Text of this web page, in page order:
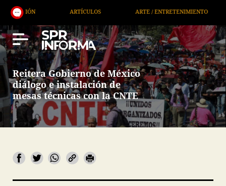
ARTÍCULOS ARTE / ENTRETENIMIENTO
Reitera Gobierno de México
diálogo e instalación de
mesas técnicas con la CNTE